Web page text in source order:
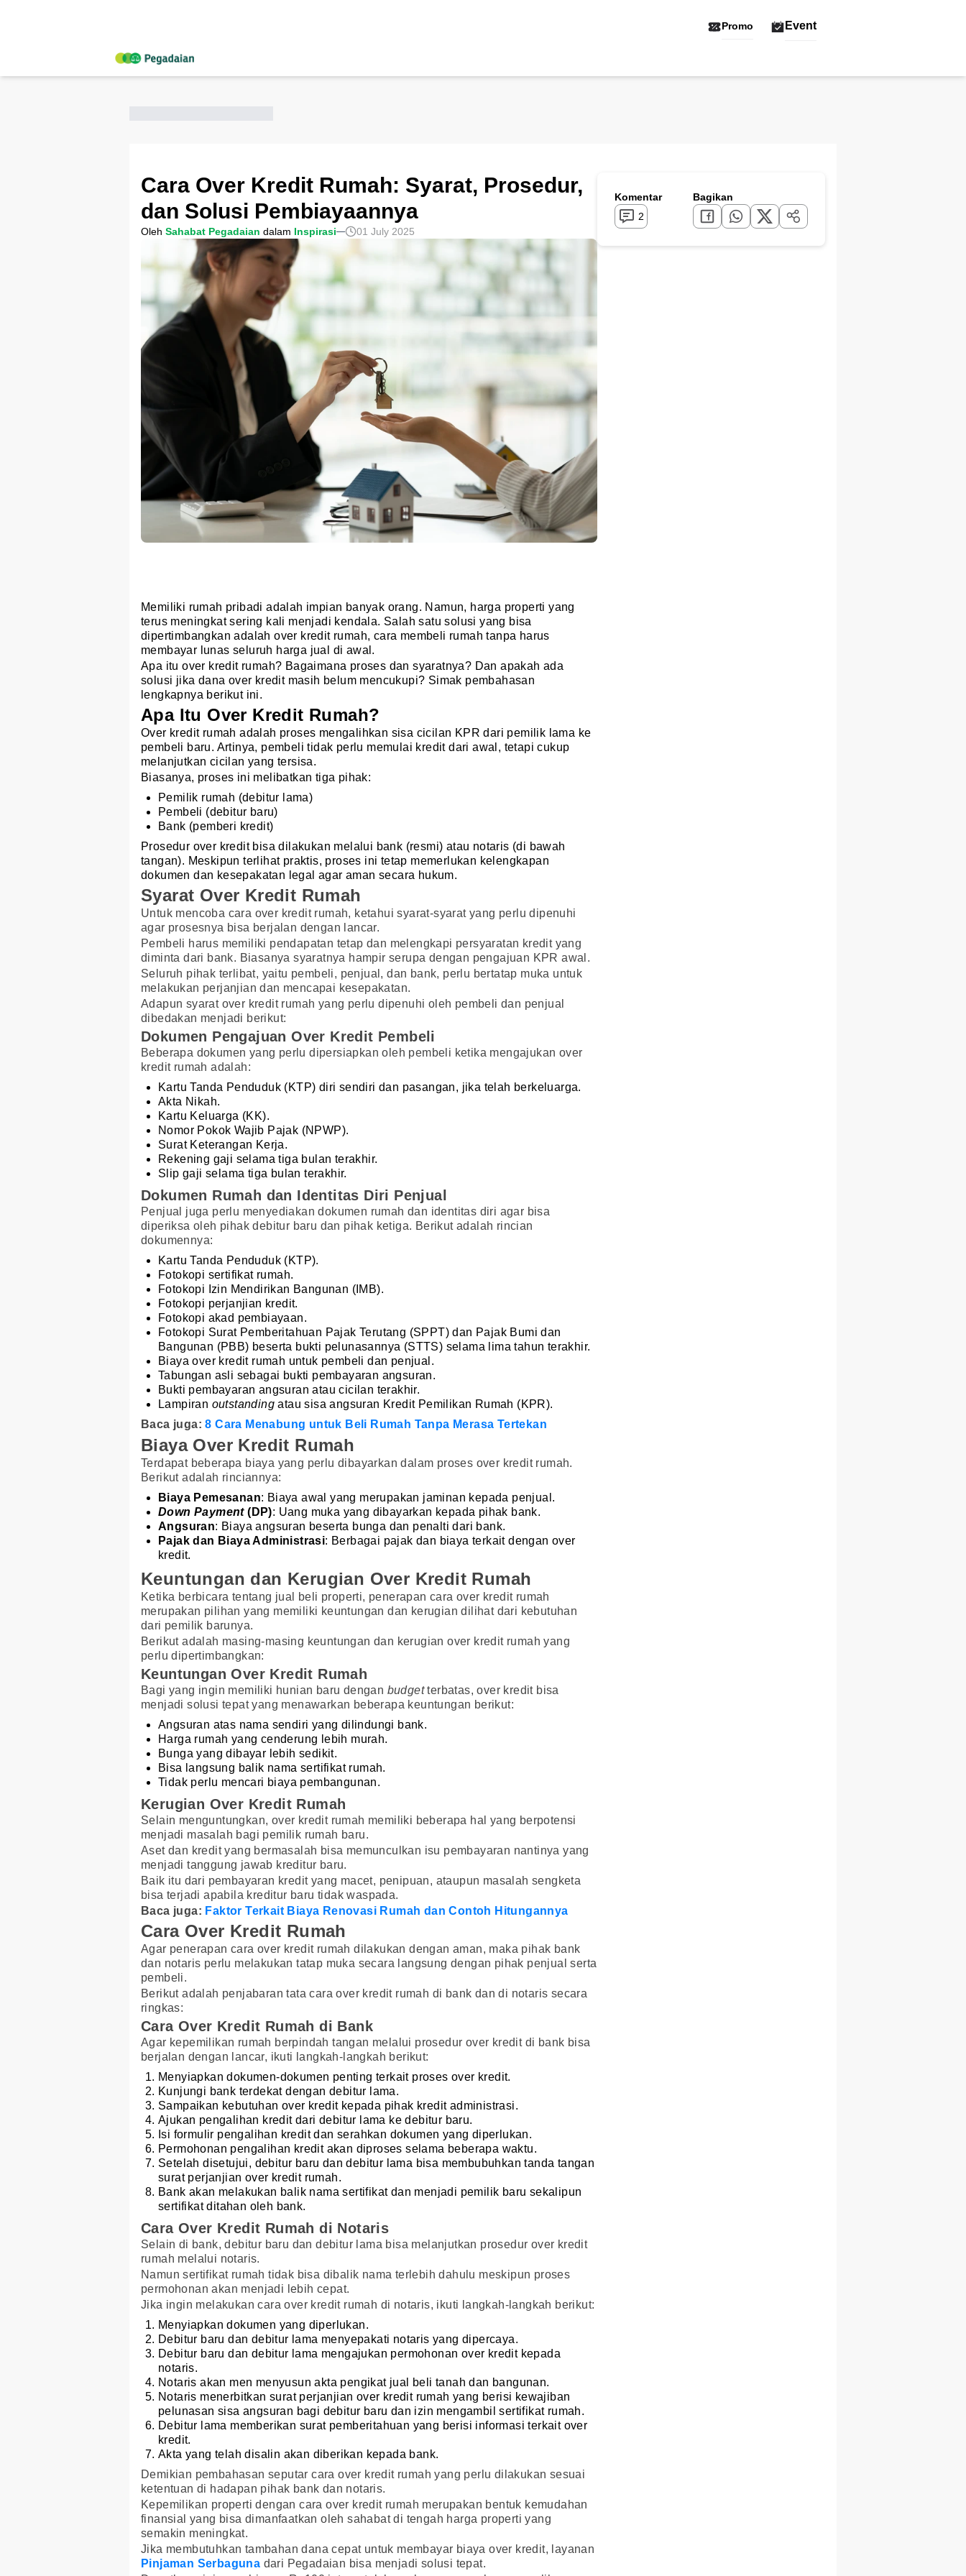
Promo Event
Cara Over Kredit Rumah: Syarat, Prosedur,
dan Solusi Pembiayaannya
Oleh Sahabat Pegadaian dalam Inspirasi 01 July 2025
Memiliki rumah pribadi adalah impian banyak orang. Namun, harga properti yang
terus meningkat sering kali menjadi kendala. Salah satu solusi yang bisa
dipertimbangkan adalah over kredit rumah, cara membeli rumah tanpa harus
membayar lunas seluruh harga jual di awal.
Apa itu over kredit rumah? Bagaimana proses dan syaratnya? Dan apakah ada
solusi jika dana over kredit masih belum mencukupi? Simak pembahasan
lengkapnya berikut ini.
Apa Itu Over Kredit Rumah?
Over kredit rumah adalah proses mengalihkan sisa cicilan KPR dari pemilik lama ke
pembeli baru. Artinya, pembeli tidak perlu memulai kredit dari awal, tetapi cukup
melanjutkan cicilan yang tersisa.
Biasanya, proses ini melibatkan tiga pihak:
Pemilik rumah (debitur lama)
Pembeli (debitur baru)
Bank (pemberi kredit)
Prosedur over kredit bisa dilakukan melalui bank (resmi) atau notaris (di bawah
tangan). Meskipun terlihat praktis, proses ini tetap memerlukan kelengkapan
dokumen dan kesepakatan legal agar aman secara hukum.
Syarat Over Kredit Rumah
Untuk mencoba cara over kredit rumah, ketahui syarat-syarat yang perlu dipenuhi
agar prosesnya bisa berjalan dengan lancar.
Pembeli harus memiliki pendapatan tetap dan melengkapi persyaratan kredit yang
diminta dari bank. Biasanya syaratnya hampir serupa dengan pengajuan KPR awal.
Seluruh pihak terlibat, yaitu pembeli, penjual, dan bank, perlu bertatap muka untuk
melakukan perjanjian dan mencapai kesepakatan.
Adapun syarat over kredit rumah yang perlu dipenuhi oleh pembeli dan penjual
dibedakan menjadi berikut:
Dokumen Pengajuan Over Kredit Pembeli
Beberapa dokumen yang perlu dipersiapkan oleh pembeli ketika mengajukan over
kredit rumah adalah:
Kartu Tanda Penduduk (KTP) diri sendiri dan pasangan, jika telah berkeluarga.
Akta Nikah.
Kartu Keluarga (KK).
Nomor Pokok Wajib Pajak (NPWP).
Surat Keterangan Kerja.
Rekening gaji selama tiga bulan terakhir.
Slip gaji selama tiga bulan terakhir.
Dokumen Rumah dan Identitas Diri Penjual
Penjual juga perlu menyediakan dokumen rumah dan identitas diri agar bisa
diperiksa oleh pihak debitur baru dan pihak ketiga. Berikut adalah rincian
dokumennya:
Kartu Tanda Penduduk (KTP).
Fotokopi sertifikat rumah.
Fotokopi Izin Mendirikan Bangunan (IMB).
Fotokopi perjanjian kredit.
Fotokopi akad pembiayaan.
Fotokopi Surat Pemberitahuan Pajak Terutang (SPPT) dan Pajak Bumi dan
Bangunan (PBB) beserta bukti pelunasannya (STTS) selama lima tahun terakhir.
Biaya over kredit rumah untuk pembeli dan penjual.
Tabungan asli sebagai bukti pembayaran angsuran.
Bukti pembayaran angsuran atau cicilan terakhir.
Lampiran outstanding atau sisa angsuran Kredit Pemilikan Rumah (KPR).
Baca juga:8 Cara Menabung untuk Beli Rumah Tanpa Merasa Tertekan
Biaya Over Kredit Rumah
Terdapat beberapa biaya yang perlu dibayarkan dalam proses over kredit rumah.
Berikut adalah rinciannya:
Biaya Pemesanan: Biaya awal yang merupakan jaminan kepada penjual.
Down Payment(DP): Uang muka yang dibayarkan kepada pihak bank.
Angsuran: Biaya angsuran beserta bunga dan penalti dari bank.
Pajak dan Biaya Administrasi: Berbagai pajak dan biaya terkait dengan over
kredit.
Keuntungan dan Kerugian Over Kredit Rumah
Ketika berbicara tentang jual beli properti, penerapan cara over kredit rumah
merupakan pilihan yang memiliki keuntungan dan kerugian dilihat dari kebutuhan
dari pemilik barunya.
Berikut adalah masing-masing keuntungan dan kerugian over kredit rumah yang
perlu dipertimbangkan:
Keuntungan Over Kredit Rumah
Bagi yang ingin memiliki hunian baru dengan budgetterbatas, over kredit bisa
menjadi solusi tepat yang menawarkan beberapa keuntungan berikut:
Angsuran atas nama sendiri yang dilindungi bank.
Harga rumah yang cenderung lebih murah.
Bunga yang dibayar lebih sedikit.
Bisa langsung balik nama sertifikat rumah.
Tidak perlu mencari biaya pembangunan.
Kerugian Over Kredit Rumah
Selain menguntungkan, over kredit rumah memiliki beberapa hal yang berpotensi
menjadi masalah bagi pemilik rumah baru.
Aset dan kredit yang bermasalah bisa memunculkan isu pembayaran nantinya yang
menjadi tanggung jawab kreditur baru.
Baik itu dari pembayaran kredit yang macet, penipuan, ataupun masalah sengketa
bisa terjadi apabila kreditur baru tidak waspada.
Baca juga: Faktor Terkait Biaya Renovasi Rumah dan Contoh Hitungannya
Cara Over Kredit Rumah
Agar penerapan cara over kredit rumah dilakukan dengan aman, maka pihak bank
dan notaris perlu melakukan tatap muka secara langsung dengan pihak penjual serta
pembeli.
Berikut adalah penjabaran tata cara over kredit rumah di bank dan di notaris secara
ringkas:
Cara Over Kredit Rumah di Bank
Agar kepemilikan rumah berpindah tangan melalui prosedur over kredit di bank bisa
berjalan dengan lancar, ikuti langkah-langkah berikut:
Menyiapkan dokumen-dokumen penting terkait proses over kredit.
Kunjungi bank terdekat dengan debitur lama.
Sampaikan kebutuhan over kredit kepada pihak kredit administrasi.
Ajukan pengalihan kredit dari debitur lama ke debitur baru.
Isi formulir pengalihan kredit dan serahkan dokumen yang diperlukan.
Permohonan pengalihan kredit akan diproses selama beberapa waktu.
Setelah disetujui, debitur baru dan debitur lama bisa membubuhkan tanda tangan
surat perjanjian over kredit rumah.
Bank akan melakukan balik nama sertifikat dan menjadi pemilik baru sekalipun
sertifikat ditahan oleh bank.
Cara Over Kredit Rumah di Notaris
Selain di bank, debitur baru dan debitur lama bisa melanjutkan prosedur over kredit
rumah melalui notaris.
Namun sertifikat rumah tidak bisa dibalik nama terlebih dahulu meskipun proses
permohonan akan menjadi lebih cepat.
Jika ingin melakukan cara over kredit rumah di notaris, ikuti langkah-langkah berikut:
Menyiapkan dokumen yang diperlukan.
Debitur baru dan debitur lama menyepakati notaris yang dipercaya.
Debitur baru dan debitur lama mengajukan permohonan over kredit kepada
notaris.
Notaris akan men menyusun akta pengikat jual beli tanah dan bangunan.
Notaris menerbitkan surat perjanjian over kredit rumah yang berisi kewajiban
pelunasan sisa angsuran bagi debitur baru dan izin mengambil sertifikat rumah.
Debitur lama memberikan surat pemberitahuan yang berisi informasi terkait over
kredit.
Akta yang telah disalin akan diberikan kepada bank.
Demikian pembahasan seputar cara over kredit rumah yang perlu dilakukan sesuai
ketentuan di hadapan pihak bank dan notaris.
Kepemilikan properti dengan cara over kredit rumah merupakan bentuk kemudahan
finansial yang bisa dimanfaatkan oleh sahabat di tengah harga properti yang
semakin meningkat.
Jika membutuhkan tambahan dana cepat untuk membayar biaya over kredit, layanan
Pinjaman Serbaguna dari Pegadaian bisa menjadi solusi tepat.
Komentar
2
Bagikan